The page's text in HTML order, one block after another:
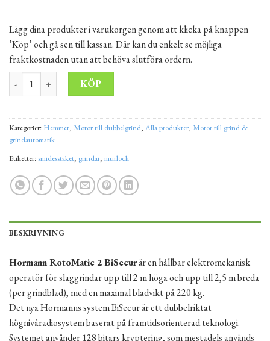
Lägg dina produkter i varukorgen genom att klicka på knappen
’Köp’ och gå sen till kassan. Där kan du enkelt se möjliga
fraktkostnaden utan att behöva slutföra ordern.
Hörmann RotoMatic 2 BiSecur - motor för dubbelbladiga
KÖP
Kategorier: Hemmet, Motor till dubbelgrind, Alla produkter, Motor till grind &
grindautomatik
Etiketter:smidesstaket, grindar, murlock
BESKRIVNING
Hormann RotoMatic 2 BiSecurär en hållbar elektromekanisk
operatör för slaggrindar upp till 2 m höga och upp till 2,5 m breda
(per grindblad), med en maximal bladvikt på 220 kg.
Det nya Hormanns system BiSecur är ett dubbelriktat
högnivåradiosystem baserat på framtidsorienterad teknologi.
Systemet använder 128 bitars kryptering, som mestadels används